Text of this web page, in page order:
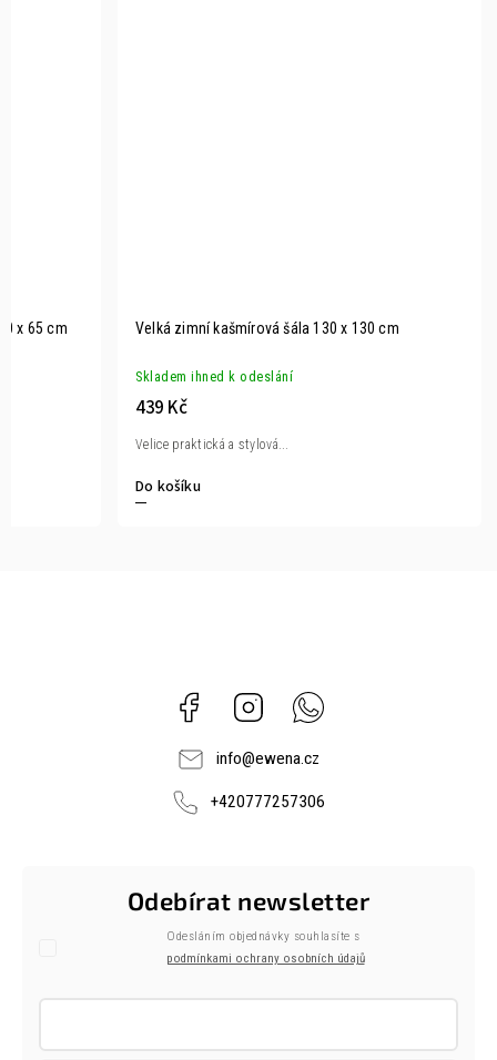
x 65 cm Velká zimní kašmírová šála 130 x 130 cm
Skladem ihned k odeslání
439 Kč
Do košíku
Velice praktická a stylová...
Facebook Instagram
info@ewena.cz
+420777257306
Odebírat newsletter
Odesláním objednávky souhlasíte s
podmínkami ochrany osobních údajů